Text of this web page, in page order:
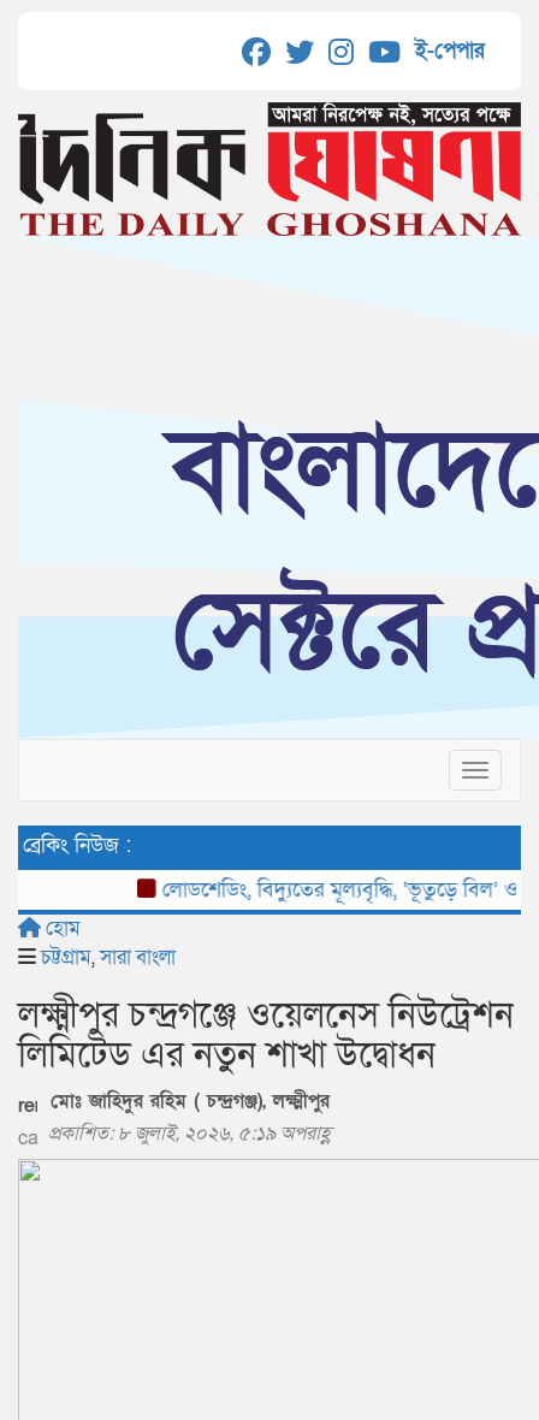
ই-পেপার
ব্রেকিং নিউজ :
লোডশেডিং, বিদ্যুতের মূল্যবৃদ্ধি, ‘ভূতুড়ে বিল’ ও
হোম
চট্টগ্রাম,সারা বাংলা
লক্ষ্মীপুর চন্দ্রগঞ্জে ওয়েলনেস নিউট্রেশন
লিমিটেড এর নতুন শাখা উদ্বোধন
মোঃ জাহিদুর রহিম ( চন্দ্রগঞ্জ), লক্ষ্মীপুর
প্রকাশিত: ৮ জুলাই, ২০২৬, ৫:১৯ অপরাহ্ণ